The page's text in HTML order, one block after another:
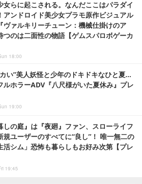
女らに起こされる。なんだここはパラダイ
アンドロイド美少女プラモ原作ビジュアル
ヴァルキリーチューン：機械仕掛けのア
つのは二面性の物語【ゲムスパロボゲーカ
18:00
い”美人妖怪と少年のドキドキなひと夏…
ルホラーADV『八尺様がいた夏休み』プレ
19:00
しの庭』は『夜廻』ファン、スローライフ
規ユーザーのすべてに“良し”！ 唯一無二の
活シム」恐怖も暮らしもお好み次第【プレ
19:45